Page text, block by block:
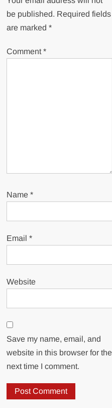
be published. Required fields
are marked*
Comment*
Name*
Email*
Website
Save my name, email, and
website in this browser for the
next time I comment.